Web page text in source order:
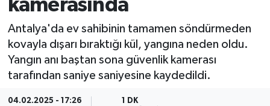
kamerasında
Antalya'da ev sahibinin tamamen söndürmeden
kovayla dışarı bıraktığı kül, yangına neden oldu.
Yangın anı baştan sona güvenlik kamerası
tarafından saniye saniyesine kaydedildi.
04.02.2025 - 17:26 1 DK